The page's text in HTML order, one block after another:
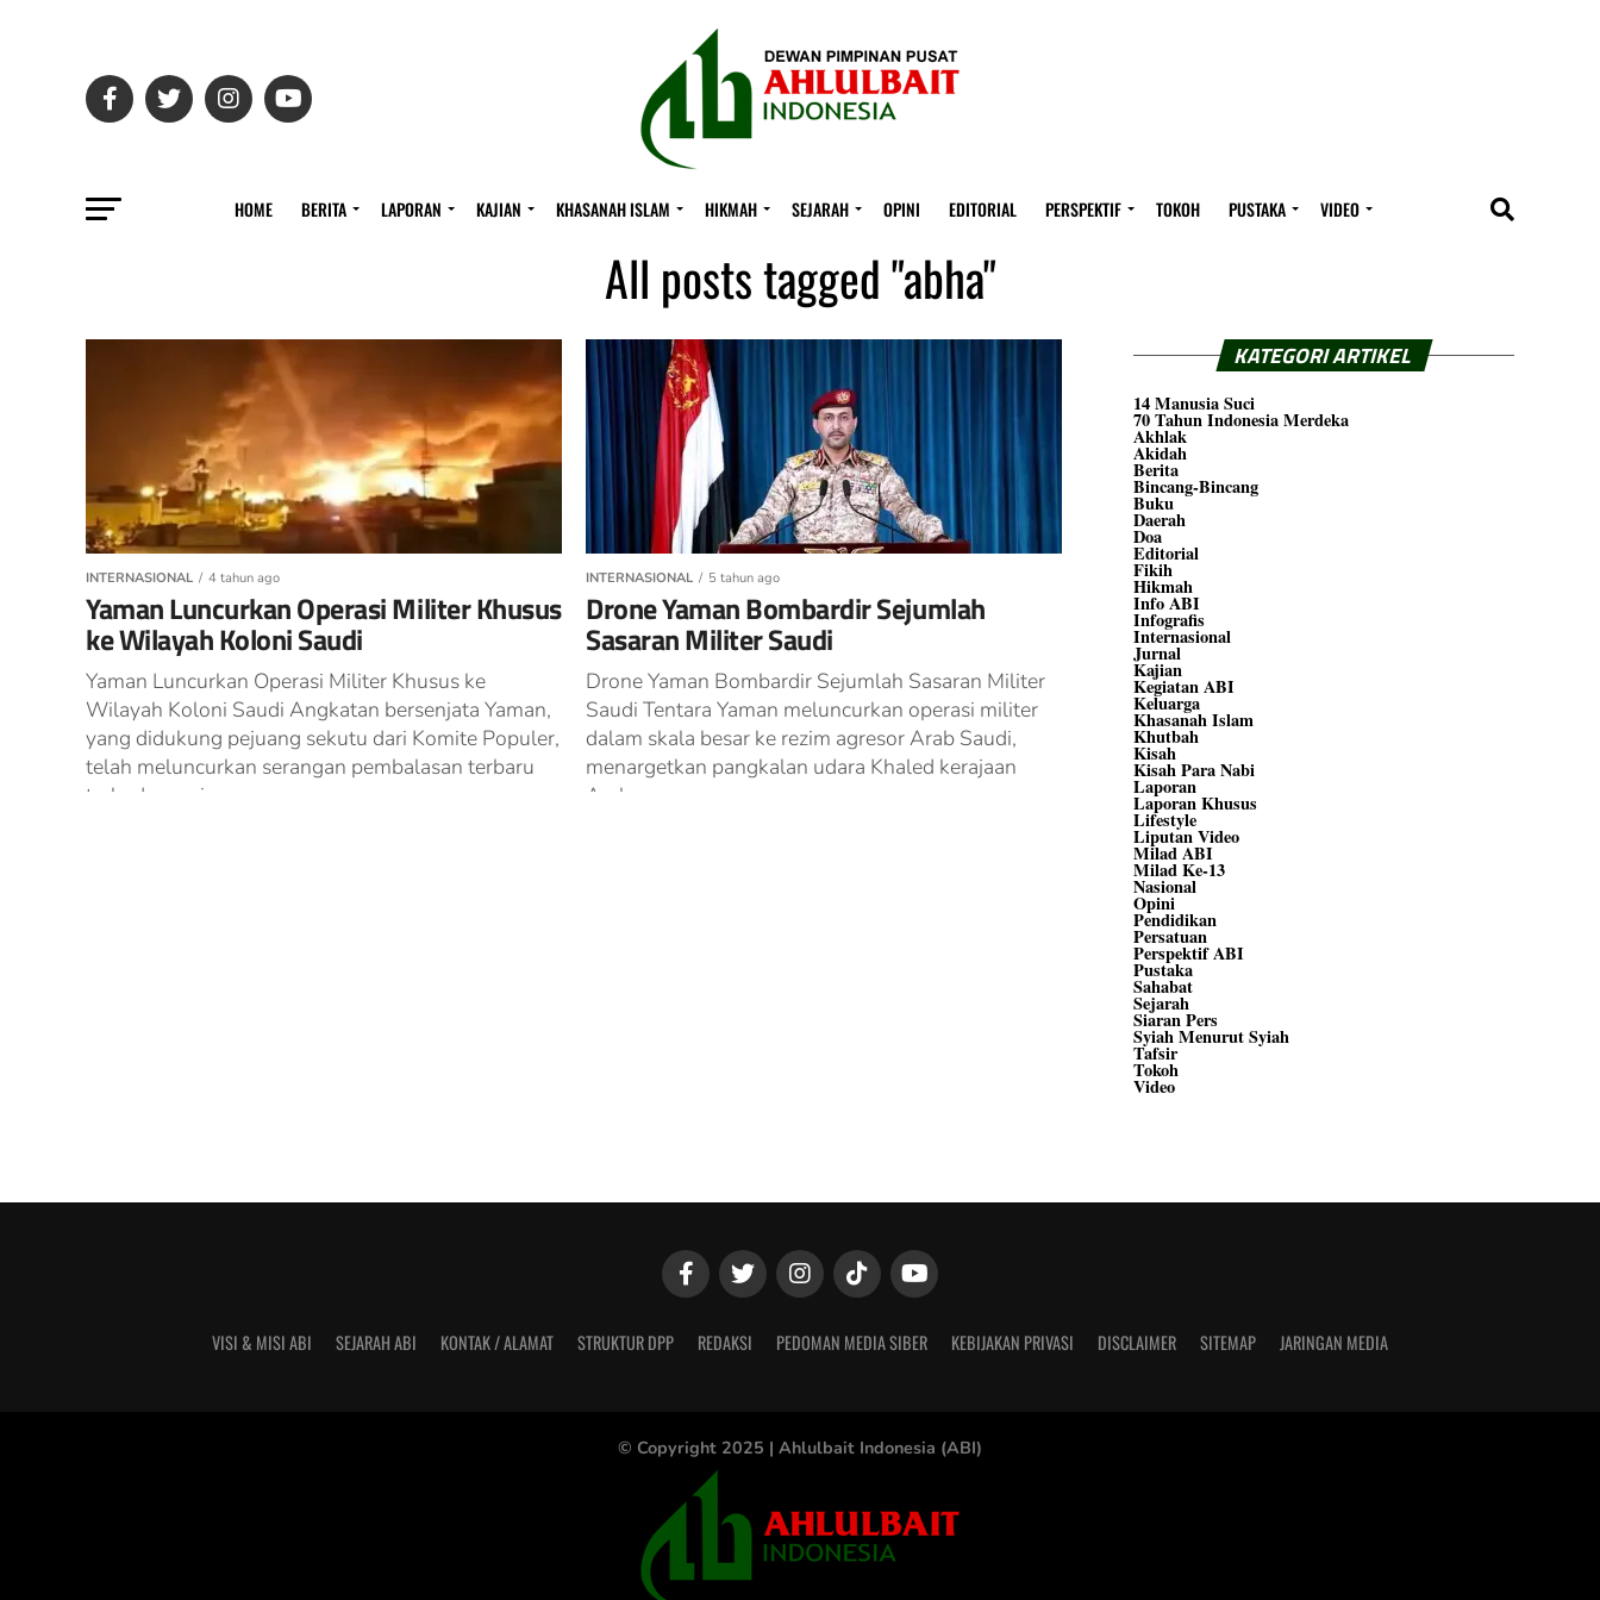
HOME BERITA LAPORAN KAJIAN KHASANAH ISLAM HIKMAH SEJARAH OPINI EDITORIAL PERSPEKTIF TOKOH PUSTAKA VIDEO
All posts tagged "abha"
INTERNASIONAL 4 tahun ago
Yaman Luncurkan Operasi Militer Khusus
ke Wilayah Koloni Saudi
Yaman Luncurkan Operasi Militer Khusus ke
Wilayah Koloni Saudi Angkatan bersenjata Yaman,
yang didukung pejuang sekutu dari Komite Populer,
telah meluncurkan serangan pembalasan terbaru
terhadap rezim...
INTERNASIONAL 5 tahun ago
Drone Yaman Bombardir Sejumlah
Sasaran Militer Saudi
Drone Yaman Bombardir Sejumlah Sasaran Militer
Saudi Tentara Yaman meluncurkan operasi militer
dalam skala besar ke rezim agresor Arab Saudi,
menargetkan pangkalan udara Khaled kerajaan
Arab...
KATEGORI ARTIKEL
14 Manusia Suci
70 Tahun Indonesia Merdeka
Akhlak
Akidah
Berita
Bincang-Bincang
Buku
Daerah
Doa
Editorial
Fikih
Hikmah
Info ABI
Infografis
Internasional
Jurnal
Kajian
Kegiatan ABI
Keluarga
Khasanah Islam
Khutbah
Kisah
Kisah Para Nabi
Laporan
Laporan Khusus
Lifestyle
Liputan Video
Milad ABI
Milad Ke-13
Nasional
Opini
Pendidikan
Persatuan
Perspektif ABI
Pustaka
Sahabat
Sejarah
Siaran Pers
Syiah Menurut Syiah
Tafsir
Tokoh
Video
VISI & MISI ABI SEJARAH ABI KONTAK / ALAMAT STRUKTUR DPP REDAKSI PEDOMAN MEDIA SIBER KEBIJAKAN PRIVASI DISCLAIMER SITEMAP JARINGAN MEDIA
© Copyright 2025 | Ahlulbait Indonesia (ABI)